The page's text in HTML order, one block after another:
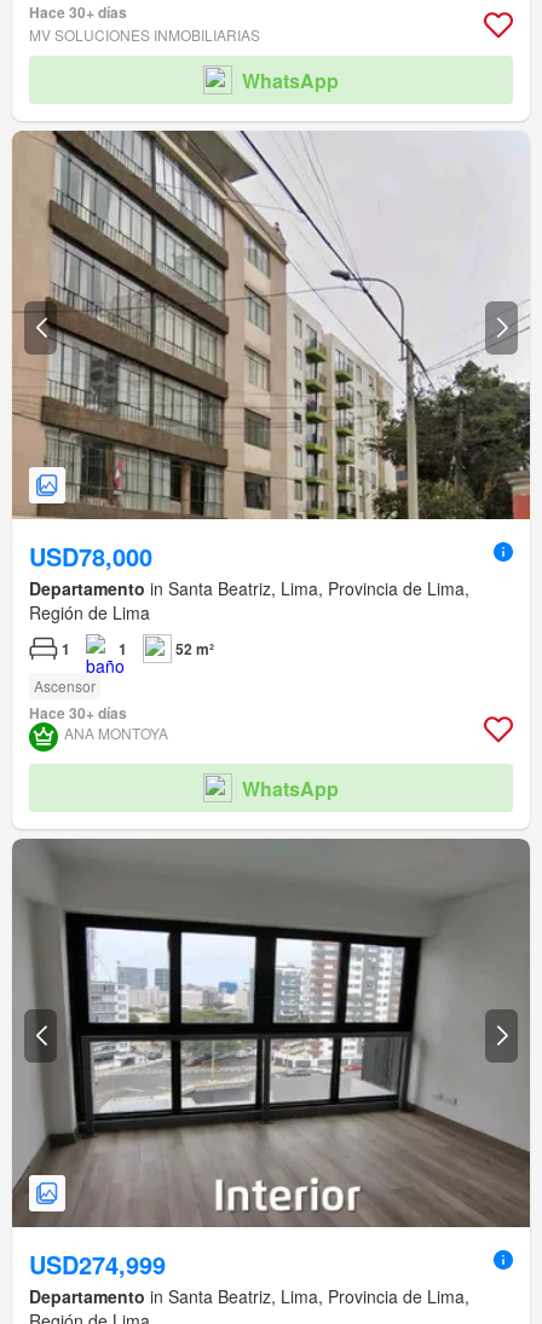
Hace 30+ días
MV SOLUCIONES INMOBILIARIAS
WhatsApp
USD78,000
Departamento in Santa Beatriz, Lima, Provincia de Lima,
Región de Lima
1 1 52 m²
Ascensor
Hace 30+ días
ANA MONTOYA
WhatsApp
USD274,999
Departamento in Santa Beatriz, Lima, Provincia de Lima,